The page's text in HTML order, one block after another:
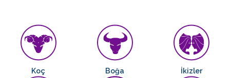
Koç Boğa İkizler